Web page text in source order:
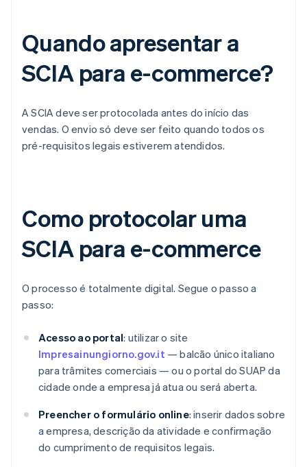
Quando apresentar a
SCIA para e-commerce?
A SCIA deve ser protocolada antes do início das
vendas. O envio só deve ser feito quando todos os
pré-requisitos legais estiverem atendidos.
Como protocolar uma
SCIA para e-commerce
O processo é totalmente digital. Segue o passo a
passo:
Acesso ao portal: utilizar o site
Impresainungiorno.gov.it — balcão único italiano
para trâmites comerciais — ou o portal do SUAP da
cidade onde a empresa já atua ou será aberta.
Preencher o formulário online: inserir dados sobre
a empresa, descrição da atividade e confirmação
do cumprimento de requisitos legais.